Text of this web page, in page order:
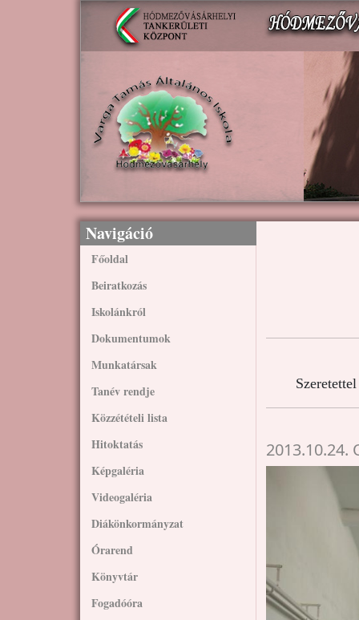
Ugrás a tartalomra
Navigáció
Főoldal
Beiratkozás
Iskolánkról
Dokumentumok
Munkatársak
Tanév rendje
Közzétételi lista
Hitoktatás
Képgaléria
Videogaléria
Diákönkormányzat
Órarend
Könyvtár
Fogadóóra
2013.10.24.